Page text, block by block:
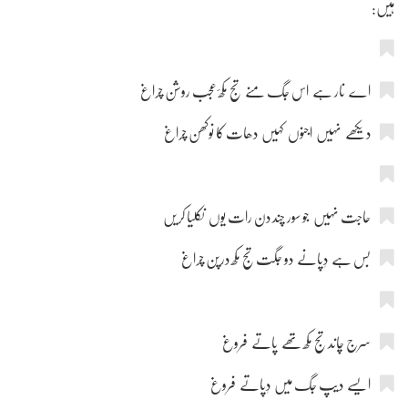
ہیں:
اے نار ہے اس جگ منے تج مکھٔ عجب روشن چراغ
دیکھے نہیں اجنوں کہیں دھات کا نوکھن چراغ
حاجت نہیں جو سور چند دن رات یوں نکلیا کریں
بس ہے دٖپانے دو جگت تج مکھ درپن چراغ
سرج چاند تج مکھ تھے پاتے فروغ
ایسے دیپ جگ میں دٖپاتے فروغ